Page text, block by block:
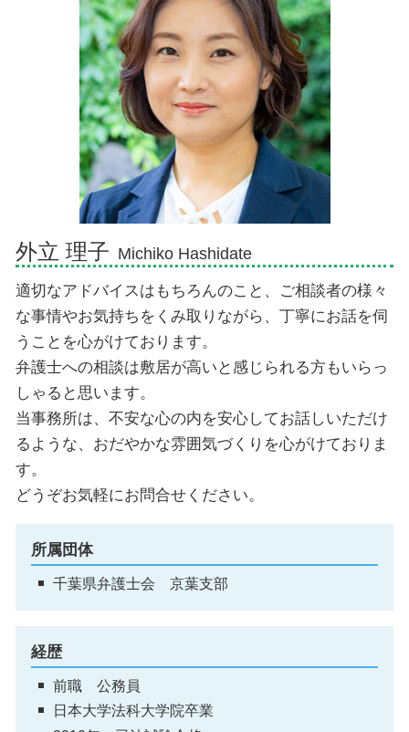
損害賠償の範囲
損害賠償請求権
相続放棄 必要書類
遺産相続 分配
相続放棄 手続き 自分で
限定承認 わかりやすく
相続 介護 寄与分
交通事故 弁護士 御殿場市
債務整理 弁護士 伊豆市
交通事故 弁護士 富士市
債務整理 弁護士 熱海市
相続 弁護士 三島市
相続 弁護士 御殿場市
相続 弁護士 伊東市
交通事故 弁護士 熱海市
外立 理子 Michiko Hashidate
適切なアドバイスはもちろんのこと、ご相談者の様々
な事情やお気持ちをくみ取りながら、丁寧にお話を伺
うことを心がけております。
弁護士への相談は敷居が高いと感じられる方もいらっ
しゃると思います。
当事務所は、不安な心の内を安心してお話しいただけ
るような、おだやかな雰囲気づくりを心がけておりま
す。
どうぞお気軽にお問合せください。
所属団体
千葉県弁護士会 京葉支部
経歴
前職 公務員
日本大学法科大学院卒業